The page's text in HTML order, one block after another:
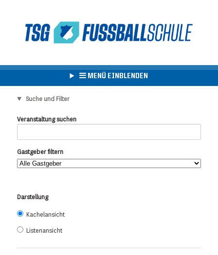
MENÜ EINBLENDEN
Suche und Filter
Veranstaltung suchen
Gastgeber filtern
Darstellung
Kachelansicht
Listenansicht